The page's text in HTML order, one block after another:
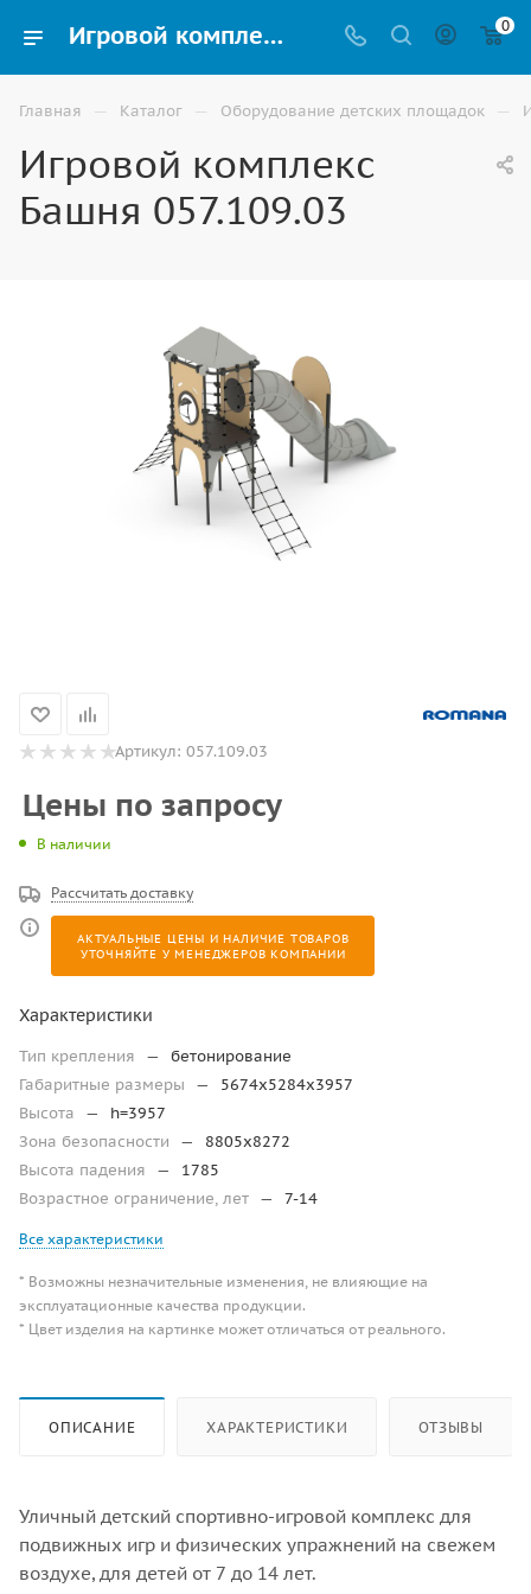
Игровой комплекс Башня 057.109.03 купить для улицы в Астрахани 0
Главная — Каталог — Оборудование детских площадок —
Игровой комплекс
Башня 057.109.03
Артикул: 057.109.03
Цены по запросу
В наличии
Рассчитать доставку
АКТУАЛЬНЫЕ ЦЕНЫ И НАЛИЧИЕ ТОВАРОВ
УТОЧНЯЙТЕ У МЕНЕДЖЕРОВ КОМПАНИИ
Характеристики
Тип крепления —
бетонирование
Габаритные размеры
—
5674х5284х3957
Высота
—
h=3957
Зона безопасности
—
8805х8272
Высота падения
—
1785
Возрастное ограничение, лет — 7-14
Все характеристики
* Возможны незначительные изменения, не влияющие на
эксплуатационные качества продукции.
* Цвет изделия на картинке может отличаться от реального.
ОПИСАНИЕ ХАРАКТЕРИСТИКИ ОТЗЫВЫ
Уличный детский спортивно-игровой комплекс для
подвижных игр и физических упражнений на свежем
воздухе, для детей от 7 до 14 лет.